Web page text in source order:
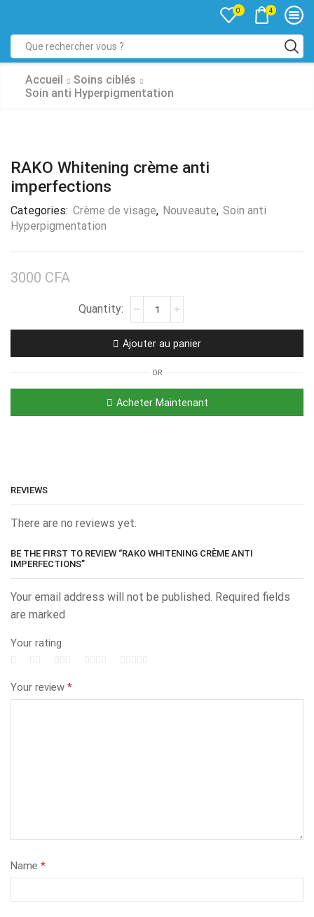
0 4
Accueil
Soins ciblés
Soin anti Hyperpigmentation
RAKO Whitening crème anti
imperfections
Categories: Crème de visage, Nouveaute, Soin anti
Hyperpigmentation
3000 CFA
Ajouter au panier
OR
Acheter Maintenant
REVIEWS
There are no reviews yet.
BE THE FIRST TO REVIEW “RAKO WHITENING CRÈME ANTI
IMPERFECTIONS”
Your email address will not be published. Required fields
are marked
Your rating
Your review *
Name *